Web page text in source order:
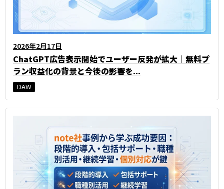
2026年2月17日
ChatGPT広告表示開始でユーザー反発が拡大｜無料プ
ラン収益化の背景と今後の影響を...
DAW